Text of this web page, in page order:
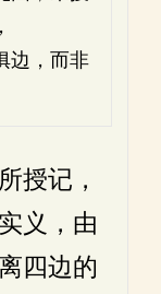
边，而非
授记，
义，由
四边的